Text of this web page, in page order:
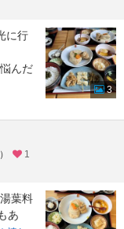
に行
んだ
3
1
葉料
あ